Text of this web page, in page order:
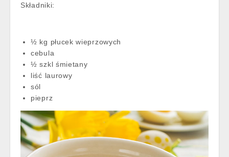
Składniki:
½ kg płucek wieprzowych
cebula
½ szkl śmietany
liść laurowy
sól
pieprz